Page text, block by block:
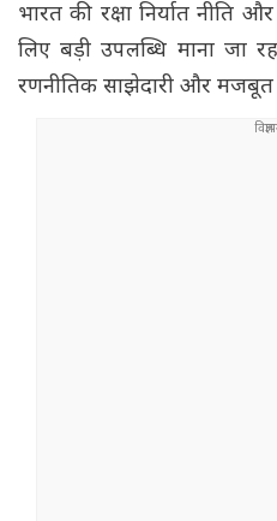
भारत की रक्षा निर्यात नीति
लिए बड़ी उपलब्धि माना जा
रणनीतिक साझेदारी और मजबूत